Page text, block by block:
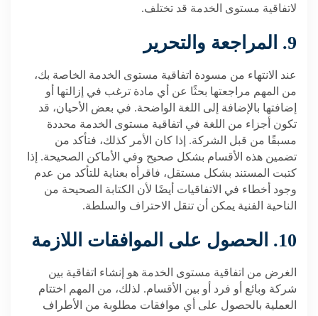
لاتفاقية مستوى الخدمة قد تختلف.
9. المراجعة والتحرير
عند الانتهاء من مسودة اتفاقية مستوى الخدمة الخاصة بك،
من المهم مراجعتها بحثًا عن أي مادة ترغب في إزالتها أو
إضافتها بالإضافة إلى اللغة الواضحة. في بعض الأحيان، قد
تكون أجزاء من اللغة في اتفاقية مستوى الخدمة محددة
مسبقًا من قبل الشركة. إذا كان الأمر كذلك، فتأكد من
تضمين هذه الأقسام بشكل صحيح وفي الأماكن الصحيحة. إذا
كتبت المستند بشكل مستقل، فاقرأه بعناية للتأكد من عدم
وجود أخطاء في الاتفاقيات أيضًا لأن الكتابة الصحيحة من
الناحية الفنية يمكن أن تنقل الاحتراف والسلطة.
10. الحصول على الموافقات اللازمة
الغرض من اتفاقية مستوى الخدمة هو إنشاء اتفاقية بين
شركة وبائع أو فرد أو بين الأقسام. لذلك، من المهم اختتام
العملية بالحصول على أي موافقات مطلوبة من الأطراف